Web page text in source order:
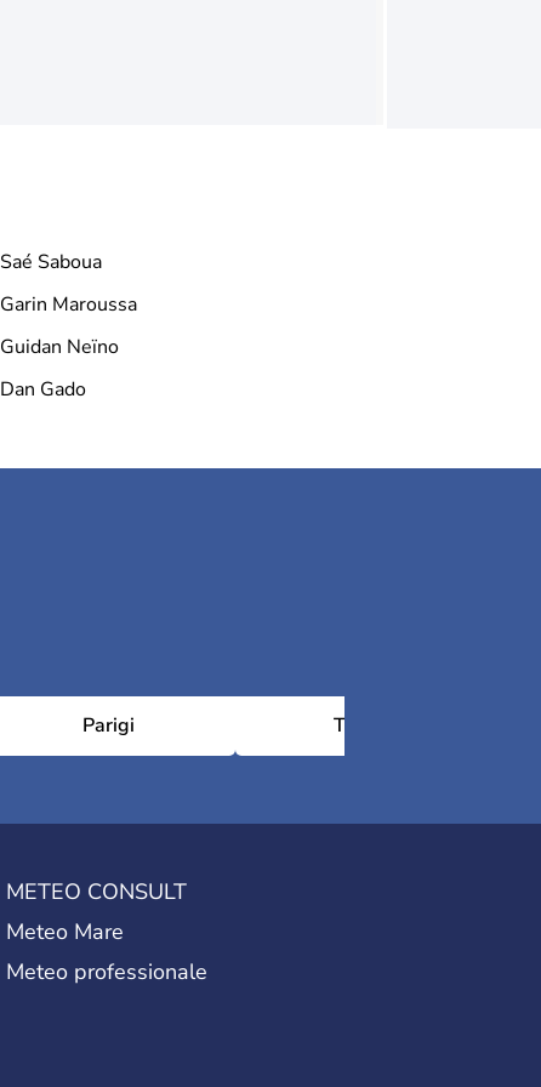
Saé Saboua
Garin Maroussa
Guidan Neïno
Dan Gado
Parigi Tolosa
METEO CONSULT
Meteo Mare
Meteo professionale